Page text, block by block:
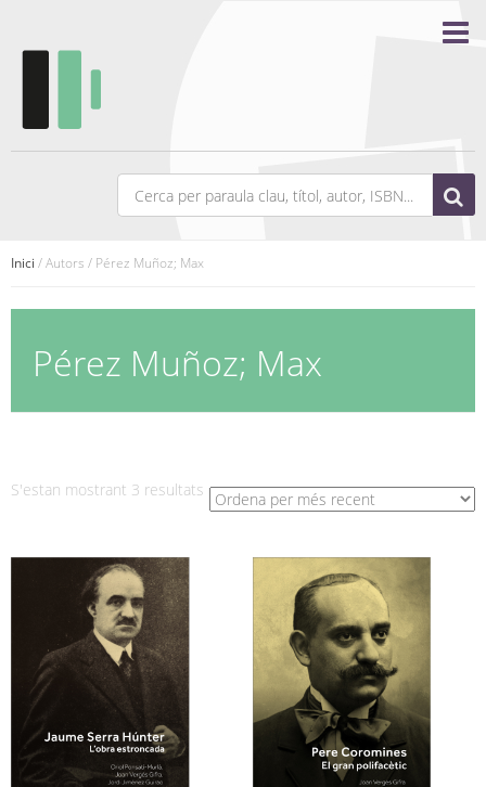
Inici / Autors / Pérez Muñoz; Max
Pérez Muñoz; Max
S'estan mostrant 3 resultats Ordenat
per